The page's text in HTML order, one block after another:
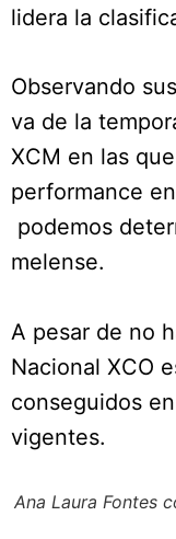
lidera la
Observando
va de la
XCM en las
performance
podemos
melense.
A pesar de no
Nacional XCO
conseguidos
vigentes.
Ana Laura Fontes